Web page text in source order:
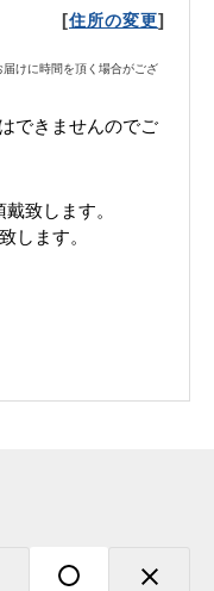
[住所の変更]
けに時間を頂く場合がござ
できませんのでご
戴致します。
します。